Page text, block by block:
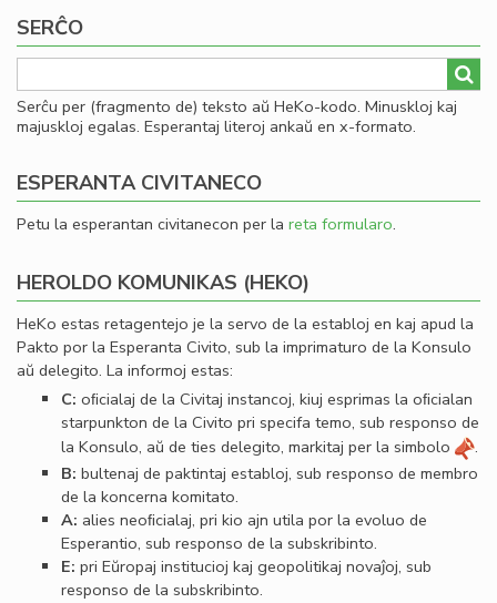
lingvistiko
SERĈO
Serĉu per (fragmento de) teksto aŭ HeKo-kodo. Minuskloj kaj
majuskloj egalas. Esperantaj literoj ankaŭ en x-formato.
ESPERANTA CIVITANECO
Petu la esperantan civitanecon per la reta formularo.
HEROLDO KOMUNIKAS (HEKO)
HeKo estas retagentejo je la servo de la establoj en kaj apud la
Pakto por la Esperanta Civito, sub la imprimaturo de la Konsulo
aŭ delegito. La informoj estas:
C: oﬁcialaj de la Civitaj instancoj, kiuj esprimas la oﬁcialan
starpunkton de la Civito pri specifa temo, sub responso de
la Konsulo, aŭ de ties delegito, markitaj per la simbolo
.
B: bultenaj de paktintaj establoj, sub responso de membro
de la koncerna komitato.
A: alies neoﬁcialaj, pri kio ajn utila por la evoluo de
Esperantio, sub responso de la subskribinto.
E: pri Eŭropaj institucioj kaj geopolitikaj novaĵoj, sub
responso de la subskribinto.